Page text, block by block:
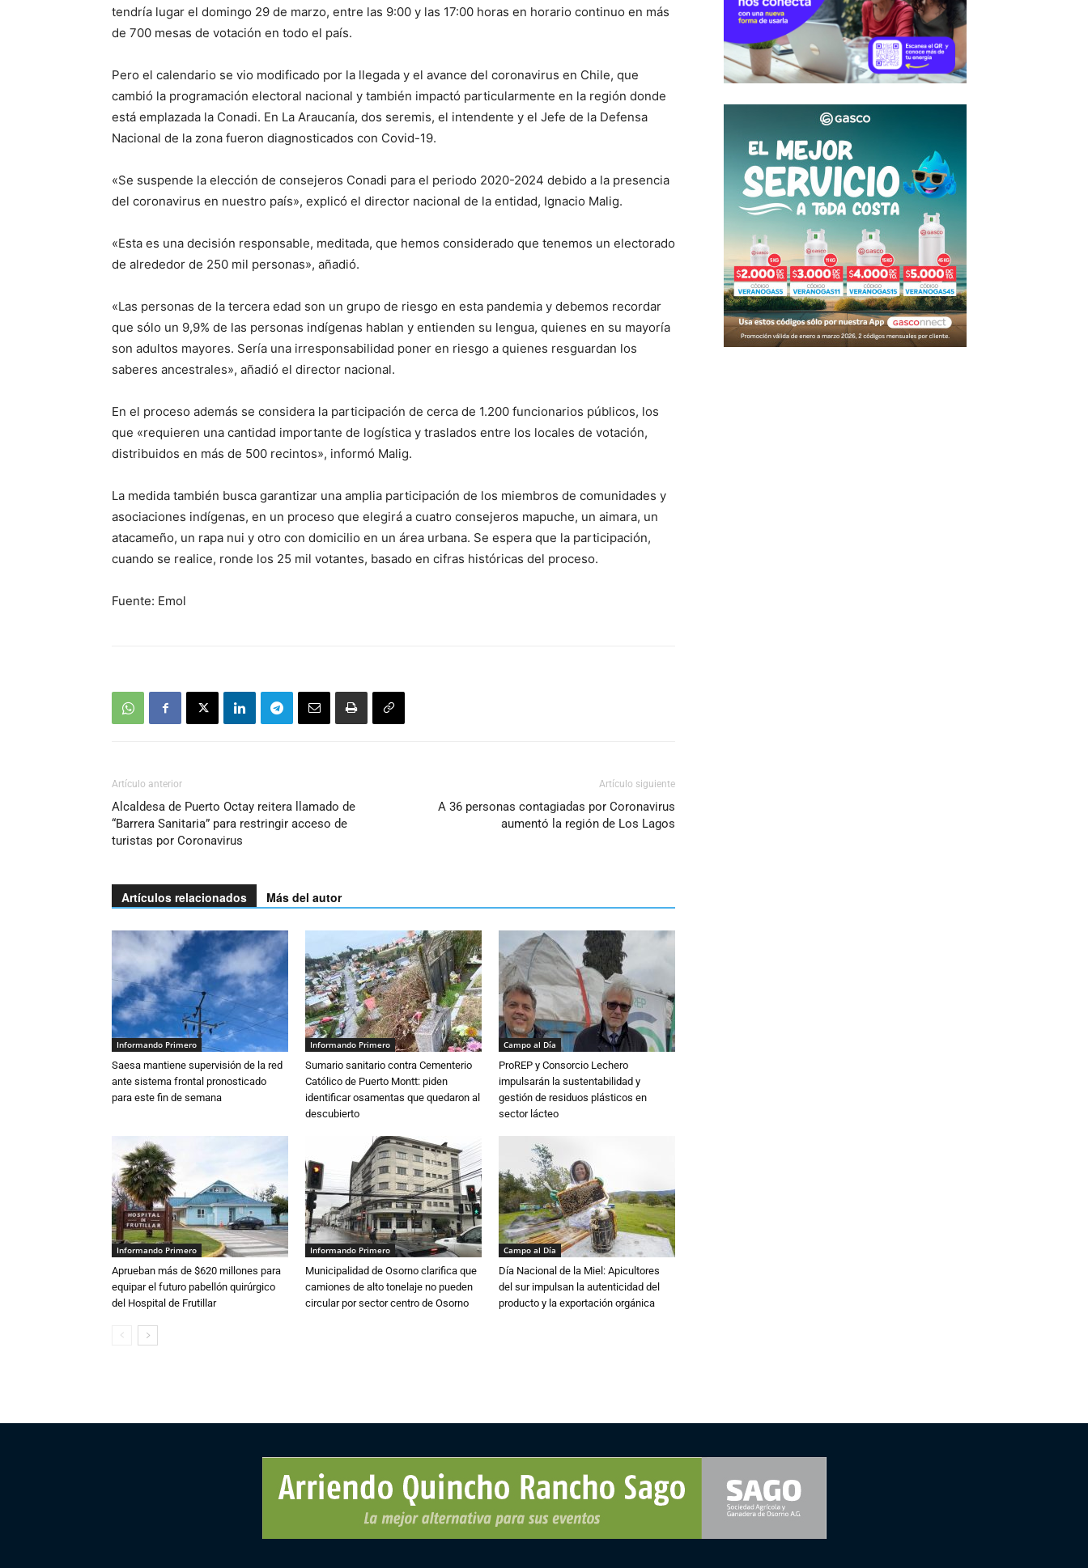
tendría lugar el domingo 29 de marzo, entre las 9:00 y las 17:00 horas en horario continuo en más
de 700 mesas de votación en todo el país.
Pero el calendario se vio modificado por la llegada y el avance del coronavirus en Chile, que
cambió la programación electoral nacional y también impactó particularmente en la región donde
está emplazada la Conadi. En La Araucanía, dos seremis, el intendente y el Jefe de la Defensa
Nacional de la zona fueron diagnosticados con Covid-19.
«Se suspende la elección de consejeros Conadi para el periodo 2020-2024 debido a la presencia
del coronavirus en nuestro país», explicó el director nacional de la entidad, Ignacio Malig.
«Esta es una decisión responsable, meditada, que hemos considerado que tenemos un electorado
de alrededor de 250 mil personas», añadió.
«Las personas de la tercera edad son un grupo de riesgo en esta pandemia y debemos recordar
que sólo un 9,9% de las personas indígenas hablan y entienden su lengua, quienes en su mayoría
son adultos mayores. Sería una irresponsabilidad poner en riesgo a quienes resguardan los
saberes ancestrales», añadió el director nacional.
En el proceso además se considera la participación de cerca de 1.200 funcionarios públicos, los
que «requieren una cantidad importante de logística y traslados entre los locales de votación,
distribuidos en más de 500 recintos», informó Malig.
La medida también busca garantizar una amplia participación de los miembros de comunidades y
asociaciones indígenas, en un proceso que elegirá a cuatro consejeros mapuche, un aimara, un
atacameño, un rapa nui y otro con domicilio en un área urbana. Se espera que la participación,
cuando se realice, ronde los 25 mil votantes, basado en cifras históricas del proceso.
Fuente: Emol
Artículo anterior
Alcaldesa de Puerto Octay reitera llamado de
“Barrera Sanitaria” para restringir acceso de
turistas por Coronavirus
Artículo siguiente
A 36 personas contagiadas por Coronavirus
aumentó la región de Los Lagos
Artículos relacionados Más del autor
Informando Primero
Saesa mantiene supervisión de la red
ante sistema frontal pronosticado
para este fin de semana
Informando Primero
Sumario sanitario contra Cementerio
Católico de Puerto Montt: piden
identificar osamentas que quedaron al
descubierto
Campo al Día
ProREP y Consorcio Lechero
impulsarán la sustentabilidad y
gestión de residuos plásticos en
sector lácteo
Informando Primero
Aprueban más de $620 millones para
equipar el futuro pabellón quirúrgico
del Hospital de Frutillar
Informando Primero
Municipalidad de Osorno clarifica que
camiones de alto tonelaje no pueden
circular por sector centro de Osorno
Campo al Día
Día Nacional de la Miel: Apicultores
del sur impulsan la autenticidad del
producto y la exportación orgánica